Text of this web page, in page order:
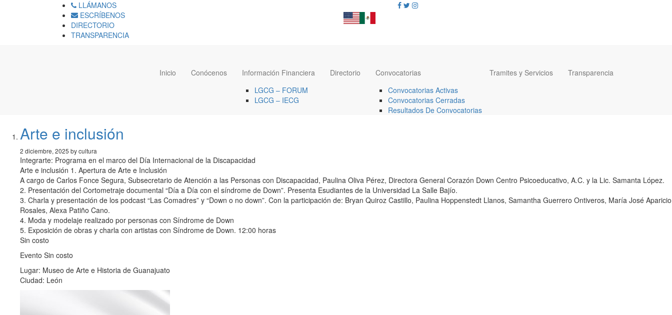
LLÁMANOS
ESCRÍBENOS
DIRECTORIO
TRANSPARENCIA
Inicio Conócenos
Información Financiera
LGCG – FORUM
LGCG – IECG
Directorio
Convocatorias
Convocatorias Activas
Convocatorias Cerradas
Resultados De Convocatorias
Tramites y Servicios Transparencia
Arte e inclusión
2 diciembre, 2025 by cultura
Integrarte: Programa en el marco del Día Internacional de la Discapacidad
Arte e inclusión 1. Apertura de Arte e Inclusión
A cargo de Carlos Fonce Segura, Subsecretario de Atención a las Personas con Discapacidad, Paulina Oliva Pérez, Directora General Corazón Down Centro Psicoeducativo, A.C. y la Lic. Samanta López.
2. Presentación del Cortometraje documental “Día a Día con el síndrome de Down”. Presenta Esudiantes de la Universidad La Salle Bajío.
3. Charla y presentación de los podcast “Las Comadres” y “Down o no down”. Con la participación de: Bryan Quiroz Castillo, Paulina Hoppenstedt Llanos, Samantha Guerrero Ontiveros, María José Aparicio
Rosales, Alexa Patiño Cano.
4. Moda y modelaje realizado por personas con Síndrome de Down
5. Exposición de obras y charla con artistas con Síndrome de Down. 12:00 horas
Sin costo
Evento Sin costo
Lugar: Museo de Arte e Historia de Guanajuato
Ciudad: León